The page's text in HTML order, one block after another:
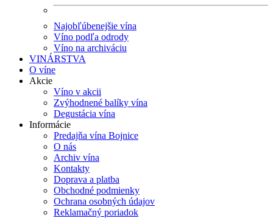
Najobľúbenejšie vína
Víno podľa odrody
Víno na archiváciu
VINÁRSTVA
O víne
Akcie
Víno v akcii
Zvýhodnené balíky vína
Degustácia vína
Informácie
Predajňa vína Bojnice
O nás
Archiv vína
Kontakty
Doprava a platba
Obchodné podmienky
Ochrana osobných údajov
Reklamačný poriadok